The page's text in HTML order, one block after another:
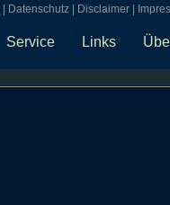
Datenschutz Disclaimer
Service Links